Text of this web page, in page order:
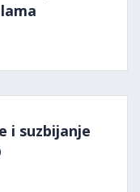
i suzbijanje